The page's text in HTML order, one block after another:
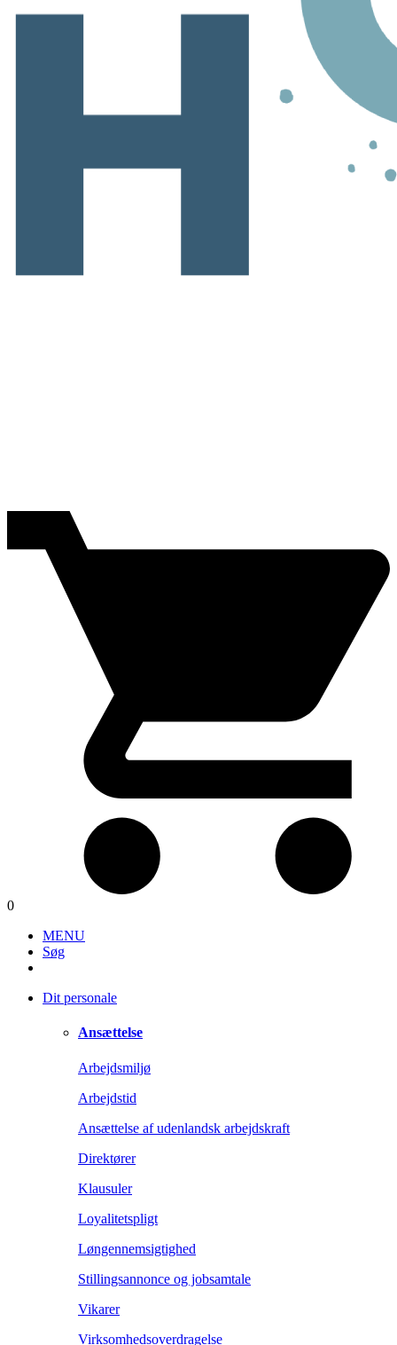
0
MENU
Søg
Dit personale
Ansættelse
Arbejdsmiljø
Arbejdstid
Ansættelse af udenlandsk arbejdskraft
Direktører
Klausuler
Loyalitetspligt
Løngennemsigtighed
Stillingsannonce og jobsamtale
Vikarer
Virksomhedsoverdragelse